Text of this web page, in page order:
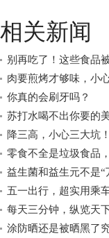
相关新闻
别再吃了！这些食品
肉要煎烤才够味，小
你真的会刷牙吗？
苏打水喝不出你要的
降三高，小心三大坑！
零食不全是垃圾食品
益生菌和益生元不是
五一出行，超实用乘
每天三分钟，纵览天
涂防晒还是被晒黑了